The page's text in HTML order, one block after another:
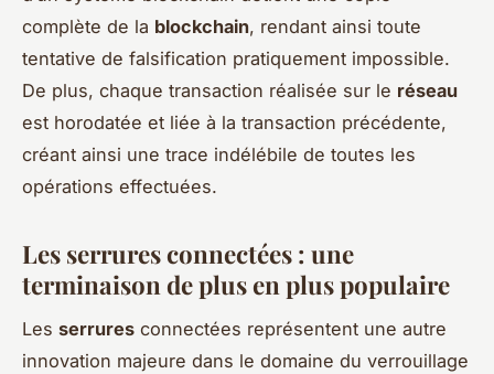
complète de la blockchain, rendant ainsi toute
tentative de falsification pratiquement impossible.
De plus, chaque transaction réalisée sur le réseau
est horodatée et liée à la transaction précédente,
créant ainsi une trace indélébile de toutes les
opérations effectuées.
Les serrures connectées : une
terminaison de plus en plus populaire
Les serrures connectées représentent une autre
innovation majeure dans le domaine du verrouillage